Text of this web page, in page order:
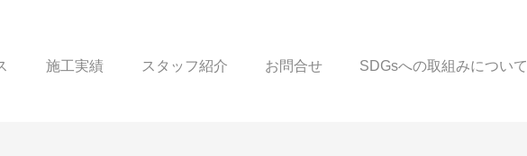
施工実績 スタッフ紹介 お問合せ SDGsへの取組みについて